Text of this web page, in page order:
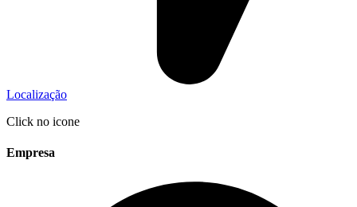
Localização
Click no icone
Empresa